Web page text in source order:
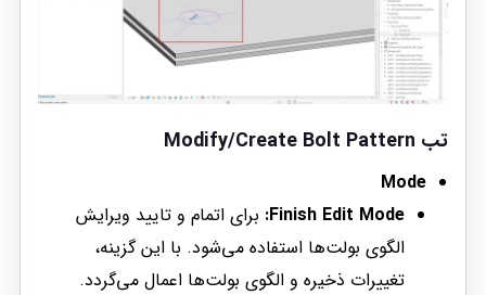
تب Modify/Create Bolt Pattern
Mode
Finish Edit Mode: برای اتمام و تایید ویرایش
الگوی بولت‌ها استفاده می‌شود. با این گزینه،
تغییرات ذخیره و الگوی بولت‌ها اعمال می‌گردد.